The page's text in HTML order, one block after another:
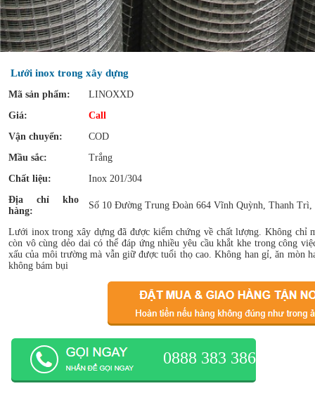
Lưới inox trong xây dựng
Mã sản phẩm:
LINOXXD
Giá:
Call
Vận chuyển:
COD
Mầu sắc:
Trắng
Chất liệu:
Inox 201/304
Địa chỉ kho
hàng:
Số 10 Đường Trung Đoàn 664 Vĩnh Quỳnh, Thanh Trì,
Lưới inox trong xây dựng đã được kiểm chứng về chất lượng. Không chỉ
còn vô cùng dẻo dai có thể đáp ứng nhiều yêu cầu khắt khe trong công
xấu của môi trường mà vẫn giữ được tuổi thọ cao. Không han gỉ, ăn mòn
không bám bụi
0888 383 386